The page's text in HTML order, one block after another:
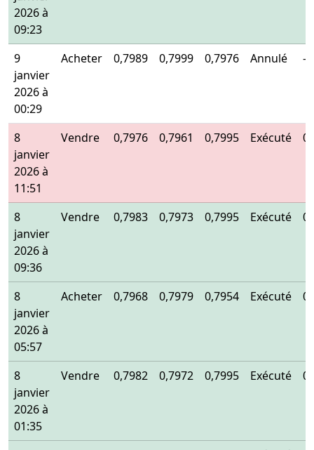
2026 à
09:23
9
janvier
2026 à
00:29
Acheter 0,7989 0,7999 0,7976 Annulé -
8
janvier
2026 à
11:51
Vendre 0,7976 0,7961 0,7995 Exécuté
8
janvier
2026 à
09:36
Vendre 0,7983 0,7973 0,7995 Exécuté
8
janvier
2026 à
05:57
Acheter 0,7968 0,7979 0,7954 Exécuté
8
janvier
2026 à
01:35
Vendre 0,7982 0,7972 0,7995 Exécuté